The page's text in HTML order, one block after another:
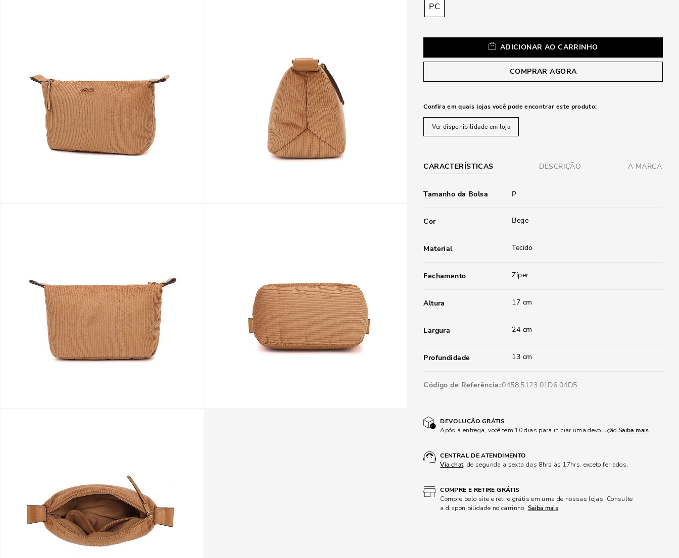
PC
ADICIONAR AO CARRINHO
COMPRAR AGORA
Confira em quais lojas você pode encontrar este produto:
Ver disponibilidade em loja
CARACTERÍSTICAS DESCRIÇÃO A MARCA
Tamanho da Bolsa P
Cor Bege
Material Tecido
Fechamento Zíper
Altura 17 cm
Largura 24 cm
Profundidade 13 cm
Código de Referência 0458.5123.01D6.04D5
DEVOLUÇÃO GRÁTIS
Após a entrega, você tem 10 dias para iniciar uma devolução Saiba mais
CENTRAL DE ATENDIMENTO
Via chat, de segunda a sexta das 8hrs às 17hrs, exceto feriados.
COMPRE E RETIRE GRÁTIS
Compre pelo site e retire grátis em uma de nossas lojas. Consulte
a disponibilidade no carrinho. Saiba mais